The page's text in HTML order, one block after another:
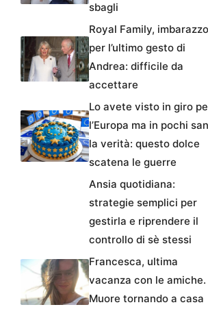
sbagli
Royal Family, imbarazzo
per l’ultimo gesto di
Andrea: difficile da
accettare
Lo avete visto in giro
l’Europa ma in pochi
la verità: questo dolce
scatena le guerre
Ansia quotidiana:
strategie semplici per
gestirla e riprendere il
controllo di sè stessi
Francesca, ultima
vacanza con le amiche.
Muore tornando a casa